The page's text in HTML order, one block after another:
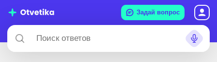
Задай вопрос